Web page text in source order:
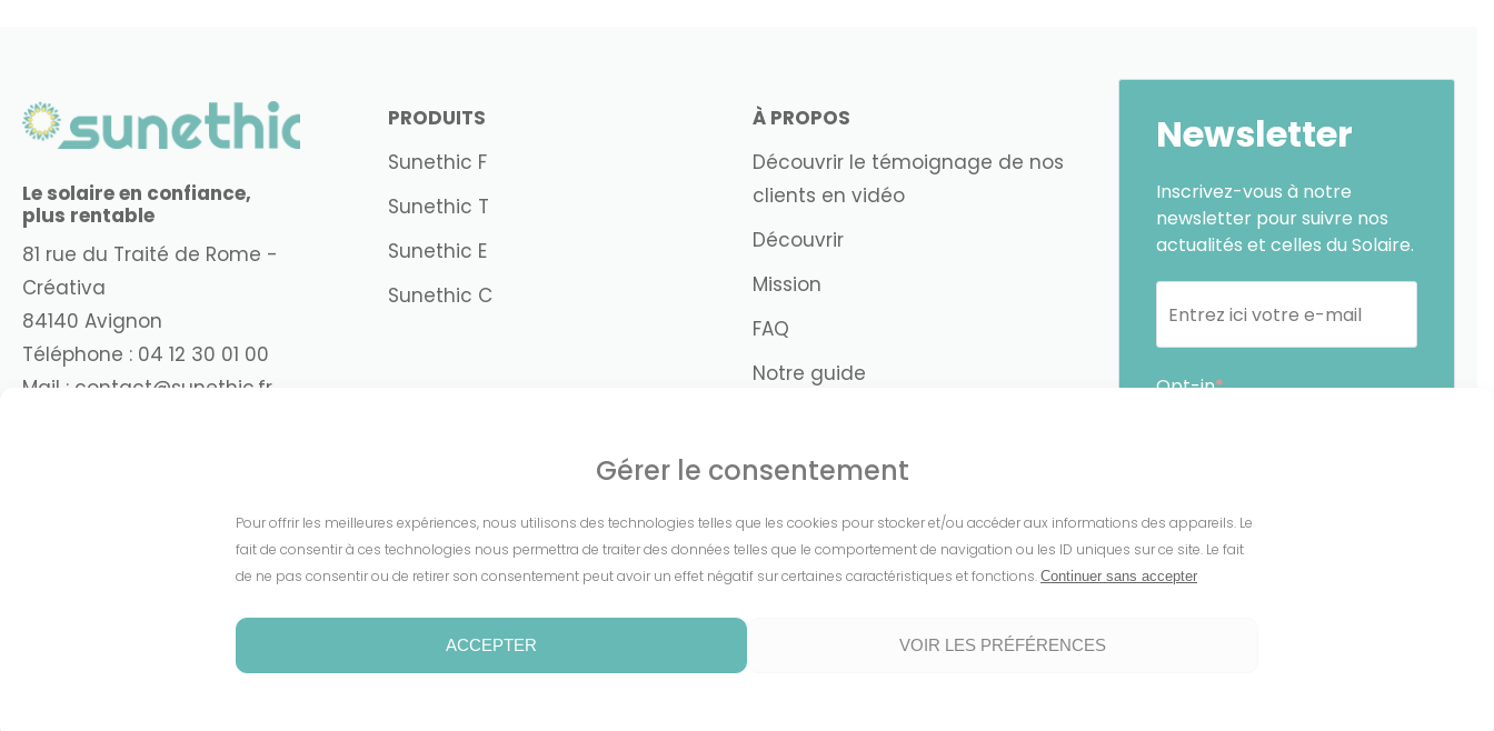
Gérer le consentement
Pour offrir les meilleures expériences, nous utilisons des technologies telles que les cookies pour stocker et/ou accéder aux informations des appareils. Le
fait de consentir à ces technologies nous permettra de traiter des données telles que le comportement de navigation ou les ID uniques sur ce site. Le fait
de ne pas consentir ou de retirer son consentement peut avoir un effet négatif sur certaines caractéristiques et fonctions. Continuer sans accepter
ACCEPTER VOIR LES PRÉFÉRENCES
Le solaire en confiance,
plus rentable
81 rue du Traité de Rome -
Créativa
84140 Avignon
Téléphone : 04 12 30 01 00
Mail : contact@sunethic.fr
PRODUITS
Sunethic F
Sunethic T
Sunethic E
Sunethic C
À PROPOS
Découvrir le témoignage de nos
clients en vidéo
Découvrir
Mission
FAQ
Notre guide
Newsletter
Inscrivez-vous à notre
newsletter pour suivre nos
actualités et celles du Solaire.
Opt-in
exploitées par Sunethic. *
Vous pouvez vous désinscrire à tout